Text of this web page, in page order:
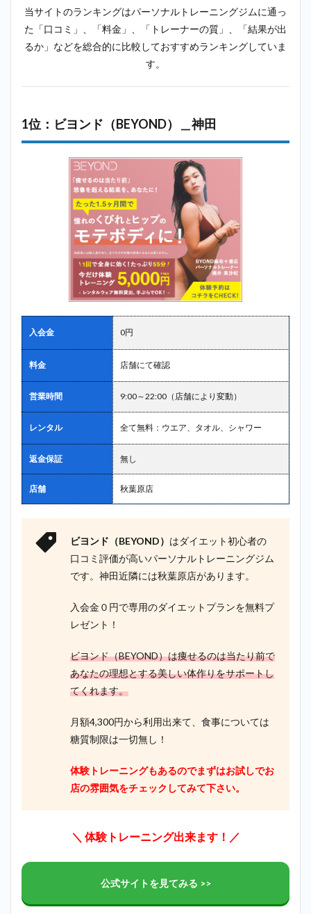
チ＿
神田
2.6
6
位：ラスタ
位：リボ
ーンマイ
（Reborn
myself）
8
位：スタ
ジオコン
kompas）
位：ディ
ーハーツ
（D-
2.10
位：パーム
ス
3
神田で
探すならビヨ
め！
当サイトのランキングはパーソナルトレーニングジムに通っ
た「口コミ」、「料金」、「トレーナーの質」、「結果が出
るか」などを総合的に比較しておすすめランキングしていま
す。
1位：ビヨンド（BEYOND）＿神田
入会金 0円
料金 店舗にて確認
営業時間 9:00～22:00（店舗により変動）
レンタル 全て無料：ウエア、タオル、シャワー
返金保証 無し
店舗 秋葉原店
ビヨンド（BEYOND） はダイエット初心者の
口コミ評価が高いパーソナルトレーニングジム
です。神田近隣には秋葉原店があります。
入会金０円で専用のダイエットプランを無料プ
レゼント！
ビヨンド（BEYOND）は痩せるのは当たり前で
あなたの理想とする美しい体作りをサポートし
てくれます。
月額4,300円から利用出来て、食事については
糖質制限は一切無し！
体験トレーニングもあるのでまずはお試しでお
店の雰囲気をチェックしてみて下さい。
＼ 体験トレーニング出来ます！／
公式サイトを見てみる >>